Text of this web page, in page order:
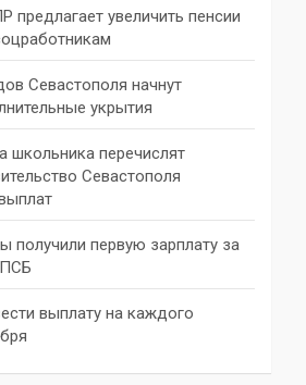
увеличить пенсии
Севастополя начнут
укрытия
школьника перечислят
Севастополя
получили первую зарплату за
выплату на каждого